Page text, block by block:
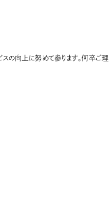
の向上に努めて参ります。何卒ご理